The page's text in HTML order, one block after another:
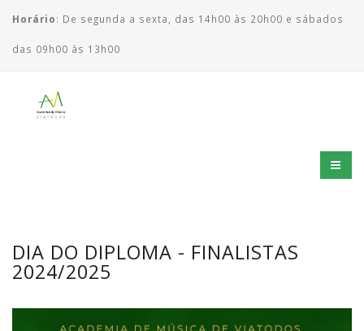
Horário: De segunda a sexta, das 14h00 às 20h00 e sábados
das 09h00 às 13h00
DIA DO DIPLOMA - FINALISTAS
2024/2025